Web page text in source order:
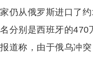
家仍从俄罗斯进口了
名分别是西班牙的470
报道称，由于俄乌冲